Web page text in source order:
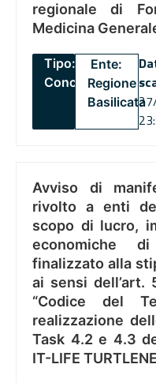
regionale di
Medicina
Tipo:
Concorsi
Ente:
Regione
Basilicata
Avviso di
rivolto a enti
scopo di lucro,
economiche
finalizzato alla
ai sensi dell’art.
“Codice del
realizzazione
Task 4.2 e 4.3
IT-LIFE